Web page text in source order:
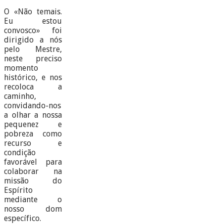
O «Não temais.
Eu estou
convosco» foi
dirigido a nós
pelo Mestre,
neste preciso
momento
histórico, e nos
recoloca a
caminho,
convidando-nos
a olhar a nossa
pequenez e
pobreza como
recurso e
condição
favorável para
colaborar na
missão do
Espírito
mediante o
nosso dom
específico.